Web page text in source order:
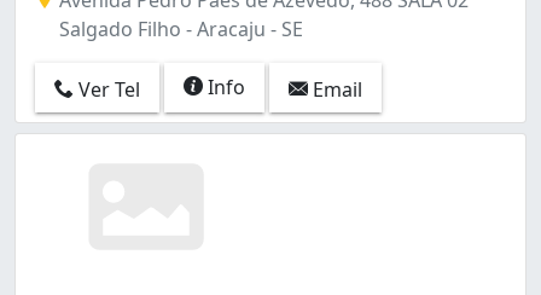
Salgado Filho - Aracaju - SE
Ver Tel Info Email